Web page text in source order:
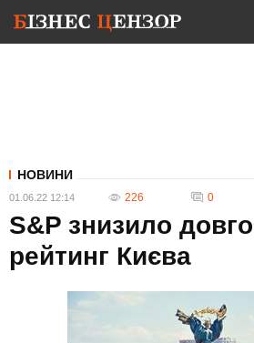
НОВИНИ
01.06.22 12:14 226 0
S&P знизило
рейтинг Києва